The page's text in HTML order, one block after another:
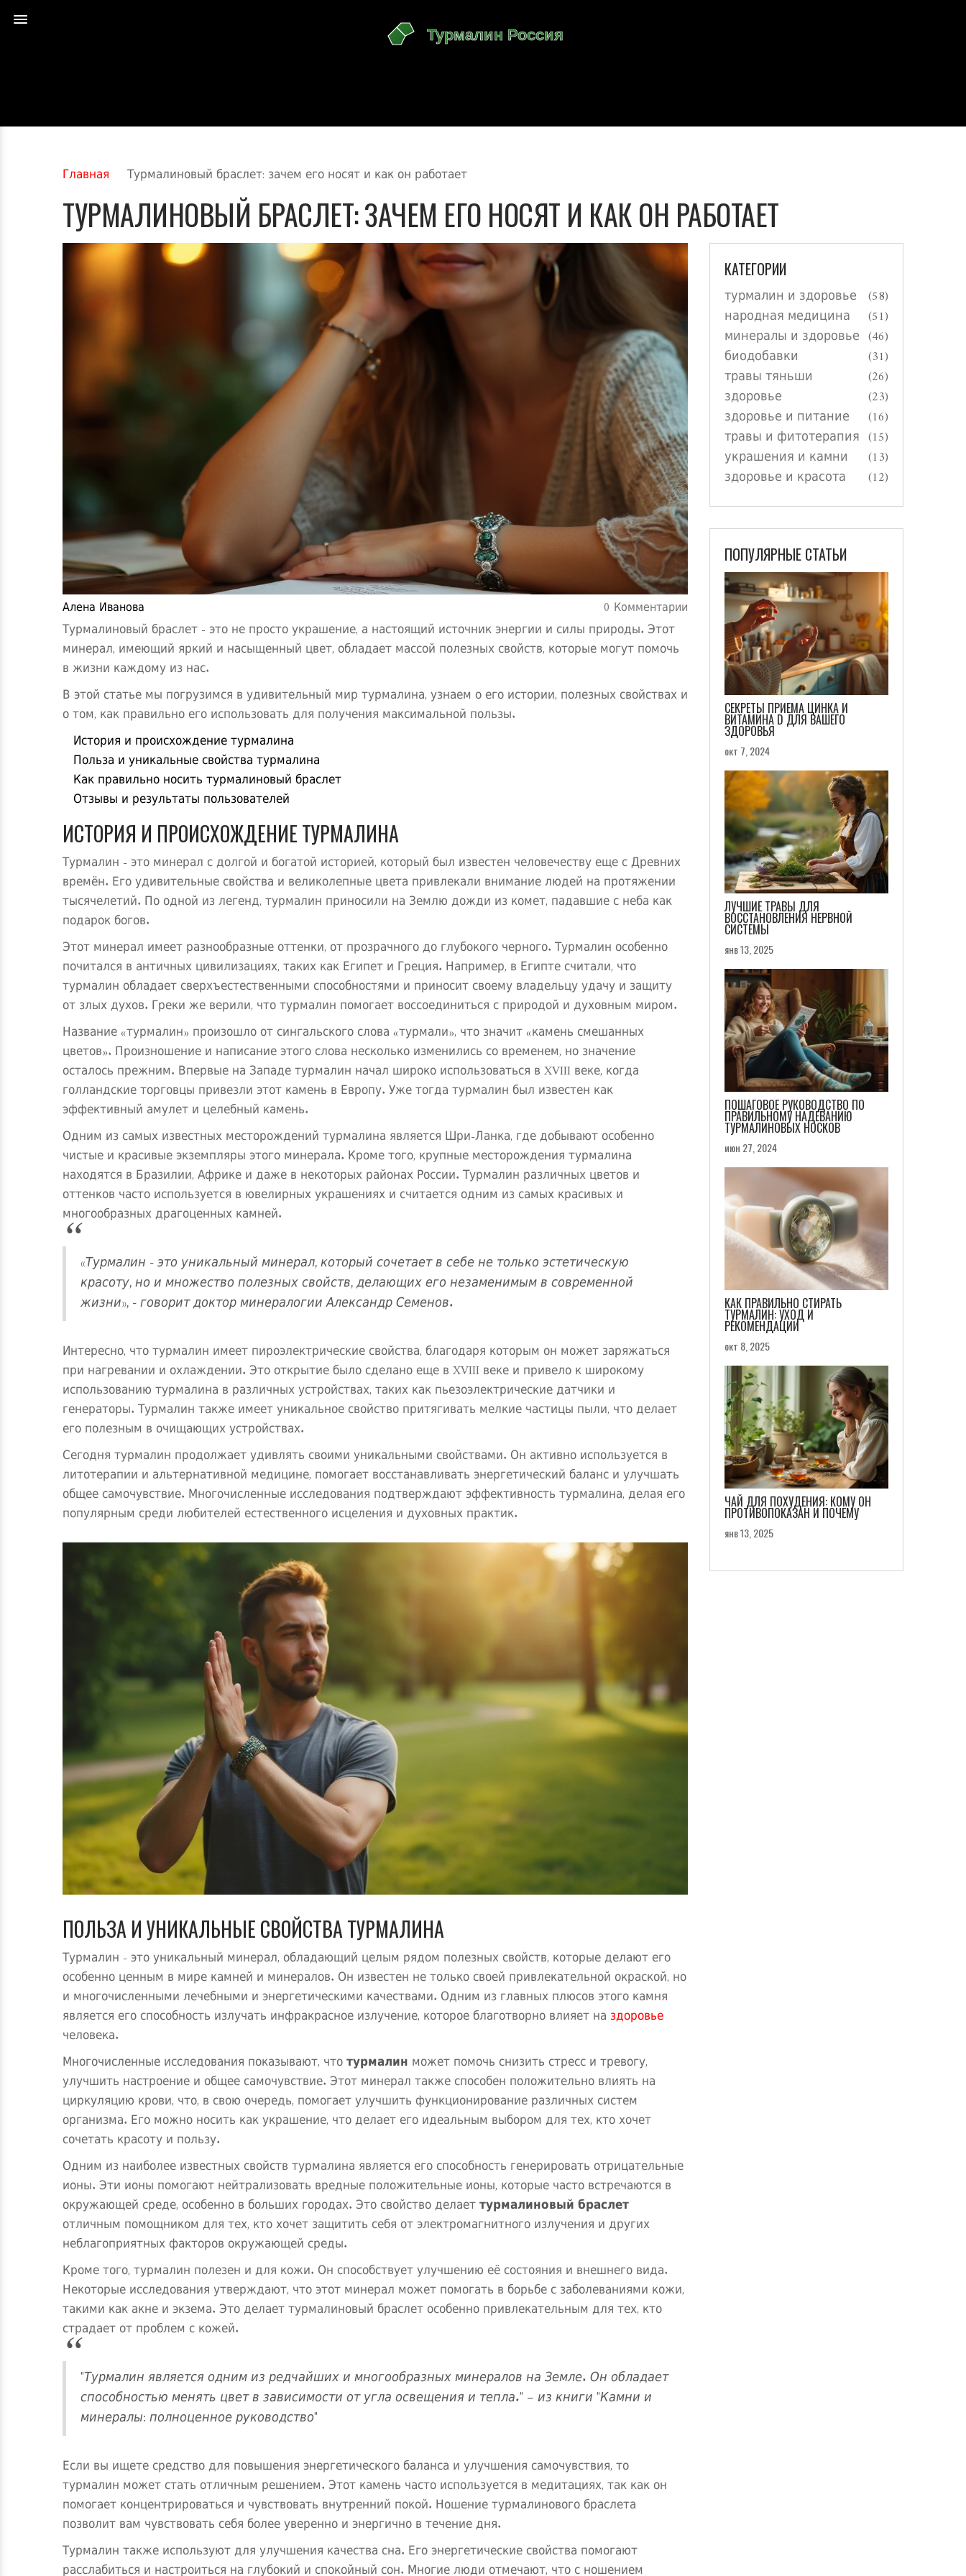
Главная Турмалиновый браслет: зачем его носят и как он работает
ТУРМАЛИНОВЫЙ БРАСЛЕТ: ЗАЧЕМ ЕГО НОСЯТ И КАК ОН РАБОТАЕТ
Алена Иванова 0 Комментарии
Турмалиновый браслет - это не просто украшение, а настоящий источник энергии и силы природы. Этот
минерал, имеющий яркий и насыщенный цвет, обладает массой полезных свойств, которые могут помочь
в жизни каждому из нас.
В этой статье мы погрузимся в удивительный мир турмалина, узнаем о его истории, полезных свойствах и
о том, как правильно его использовать для получения максимальной пользы.
История и происхождение турмалина
Польза и уникальные свойства турмалина
Как правильно носить турмалиновый браслет
Отзывы и результаты пользователей
ИСТОРИЯ И ПРОИСХОЖДЕНИЕ ТУРМАЛИНА
Турмалин - это минерал с долгой и богатой историей, который был известен человечеству еще с Древних
времён. Его удивительные свойства и великолепные цвета привлекали внимание людей на протяжении
тысячелетий. По одной из легенд, турмалин приносили на Землю дожди из комет, падавшие с неба как
подарок богов.
Этот минерал имеет разнообразные оттенки, от прозрачного до глубокого черного. Турмалин особенно
почитался в античных цивилизациях, таких как Египет и Греция. Например, в Египте считали, что
турмалин обладает сверхъестественными способностями и приносит своему владельцу удачу и защиту
от злых духов. Греки же верили, что турмалин помогает воссоединиться с природой и духовным миром.
Название «турмалин» произошло от сингальского слова «турмали», что значит «камень смешанных
цветов». Произношение и написание этого слова несколько изменились со временем, но значение
осталось прежним. Впервые на Западе турмалин начал широко использоваться в XVIII веке, когда
голландские торговцы привезли этот камень в Европу. Уже тогда турмалин был известен как
эффективный амулет и целебный камень.
Одним из самых известных месторождений турмалина является Шри-Ланка, где добывают особенно
чистые и красивые экземпляры этого минерала. Кроме того, крупные месторождения турмалина
находятся в Бразилии, Африке и даже в некоторых районах России. Турмалин различных цветов и
оттенков часто используется в ювелирных украшениях и считается одним из самых красивых и
многообразных драгоценных камней.
«Турмалин - это уникальный минерал, который сочетает в себе не только эстетическую
красоту, но и множество полезных свойств, делающих его незаменимым в современной
жизни», - говорит доктор минералогии Александр Семенов.
Интересно, что турмалин имеет пироэлектрические свойства, благодаря которым он может заряжаться
при нагревании и охлаждении. Это открытие было сделано еще в XVIII веке и привело к широкому
использованию турмалина в различных устройствах, таких как пьезоэлектрические датчики и
генераторы. Турмалин также имеет уникальное свойство притягивать мелкие частицы пыли, что делает
его полезным в очищающих устройствах.
Сегодня турмалин продолжает удивлять своими уникальными свойствами. Он активно используется в
литотерапии и альтернативной медицине, помогает восстанавливать энергетический баланс и улучшать
общее самочувствие. Многочисленные исследования подтверждают эффективность турмалина, делая его
популярным среди любителей естественного исцеления и духовных практик.
ПОЛЬЗА И УНИКАЛЬНЫЕ СВОЙСТВА ТУРМАЛИНА
Турмалин - это уникальный минерал, обладающий целым рядом полезных свойств, которые делают его
особенно ценным в мире камней и минералов. Он известен не только своей привлекательной окраской, но
и многочисленными лечебными и энергетическими качествами. Одним из главных плюсов этого камня
является его способность излучать инфракрасное излучение, которое благотворно влияет на здоровье
человека.
Многочисленные исследования показывают, чтотурмалин может помочь снизить стресс и тревогу,
улучшить настроение и общее самочувствие. Этот минерал также способен положительно влиять на
циркуляцию крови, что, в свою очередь, помогает улучшить функционирование различных систем
организма. Его можно носить как украшение, что делает его идеальным выбором для тех, кто хочет
сочетать красоту и пользу.
Одним из наиболее известных свойств турмалина является его способность генерировать отрицательные
ионы. Эти ионы помогают нейтрализовать вредные положительные ионы, которые часто встречаются в
окружающей среде, особенно в больших городах. Это свойство делаеттурмалиновый браслет
отличным помощником для тех, кто хочет защитить себя от электромагнитного излучения и других
неблагоприятных факторов окружающей среды.
Кроме того, турмалин полезен и для кожи. Он способствует улучшению её состояния и внешнего вида.
Некоторые исследования утверждают, что этот минерал может помогать в борьбе с заболеваниями кожи,
такими как акне и экзема. Это делает турмалиновый браслет особенно привлекательным для тех, кто
страдает от проблем с кожей.
"Турмалин является одним из редчайших и многообразных минералов на Земле. Он обладает
способностью менять цвет в зависимости от угла освещения и тепла." – из книги "Камни и
минералы: полноценное руководство"
Если вы ищете средство для повышения энергетического баланса и улучшения самочувствия, то
турмалин может стать отличным решением. Этот камень часто используется в медитациях, так как он
помогает концентрироваться и чувствовать внутренний покой. Ношение турмалинового браслета
позволит вам чувствовать себя более уверенно и энергично в течение дня.
Турмалин также используют для улучшения качества сна. Его энергетические свойства помогают
расслабиться и настроиться на глубокий и спокойный сон. Многие люди отмечают, что с ношением
КАТЕГОРИИ
турмалин и здоровье (58)
народная медицина (51)
минералы и здоровье (46)
биодобавки (31)
травы тяньши (26)
здоровье (23)
здоровье и питание (16)
травы и фитотерапия (15)
украшения и камни (13)
здоровье и красота (12)
ПОПУЛЯРНЫЕ СТАТЬИ
СЕКРЕТЫ ПРИЕМА ЦИНКА И
ВИТАМИНА D ДЛЯ ВАШЕГО
ЗДОРОВЬЯ
окт 7, 2024
ЛУЧШИЕ ТРАВЫ ДЛЯ
ВОССТАНОВЛЕНИЯ НЕРВНОЙ
СИСТЕМЫ
янв 13, 2025
ПОШАГОВОЕ РУКОВОДСТВО ПО
ПРАВИЛЬНОМУ НАДЕВАНИЮ
ТУРМАЛИНОВЫХ НОСКОВ
июн 27, 2024
КАК ПРАВИЛЬНО СТИРАТЬ
ТУРМАЛИН: УХОД И
РЕКОМЕНДАЦИИ
окт 8, 2025
ЧАЙ ДЛЯ ПОХУДЕНИЯ: КОМУ ОН
ПРОТИВОПОКАЗАН И ПОЧЕМУ
янв 13, 2025